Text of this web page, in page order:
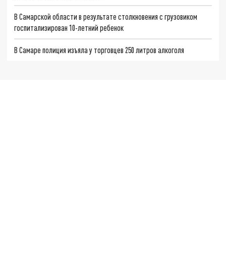
В Самарской области в результате столкновения с грузовиком
госпитализирован 10-летний ребенок
В Самаре полиция изъяла у торговцев 250 литров алкоголя